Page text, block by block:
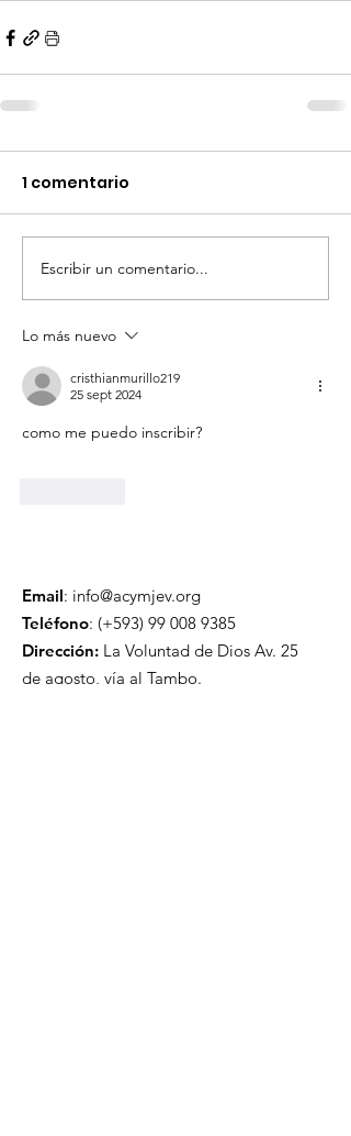
1 comentario
Escribir un comentario...
Lo más nuevo
cristhianmurillo219
25 sept 2024
como me puedo inscribir?
Email: info@acymjev.org
Teléfono: (+593) 99 008 9385
Dirección: La Voluntad de Dios Av. 25
de agosto, vía al Tambo.